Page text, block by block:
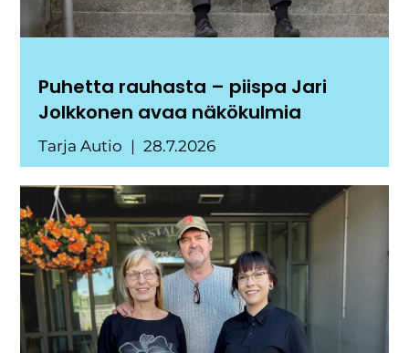
Puhetta rauhasta – piispa Jari
Jolkkonen avaa näkökulmia
Tarja Autio 28.7.2026